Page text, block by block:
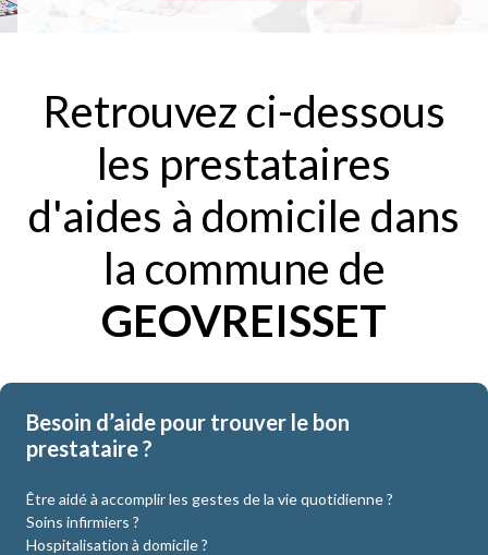
Retrouvez ci-dessous
les prestataires
d'aides à domicile dans
la commune de
GEOVREISSET
Besoin d’aide pour trouver le bon
prestataire ?
Être aidé à accomplir les gestes de la vie quotidienne ?
Soins infirmiers ?
Hospitalisation à domicile ?